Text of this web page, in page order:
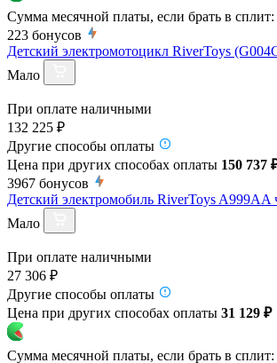
Сумма месячной платы, если брать в сплит:
223 бонусов
Детский электромотоцикл RiverToys
Мало
При оплате наличными
132 225 ₽
Другие способы оплаты
Цена при других способах оплаты 150 737
3967 бонусов
Детский электромобиль RiverToys A999AA
Мало
При оплате наличными
27 306 ₽
Другие способы оплаты
Цена при других способах оплаты 31 129 ₽
Сумма месячной платы, если брать в сплит: